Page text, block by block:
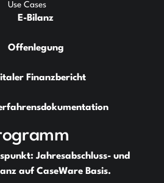
Use Cases
E-Bilanz
Offenlegung
Finanzbericht
Jahresabschluss- und
auf CaseWare Basis.